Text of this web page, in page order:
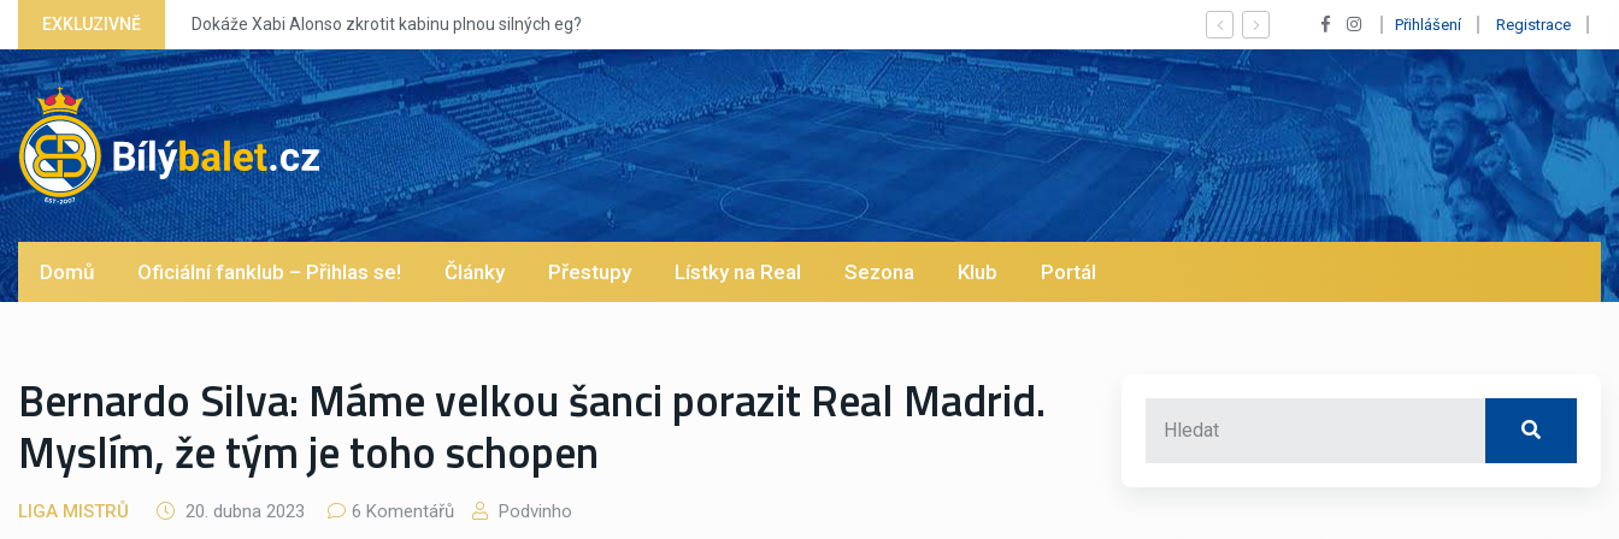
EXKLUZIVNĚDokáže Xabi Alonso zkrotit kabinu plnou silných eg? Vypískaný Vinícius! Blíží se jeho odchod z Realu a
Přihlášení Registrace
Domů Oficiální fanklub – Přihlas se! Články Přestupy Lístky na Real Sezona Klub Portál
Bernardo Silva: Máme velkou šanci porazit Real Madrid.
Myslím, že tým je toho schopen
LIGA MISTRŮ 20. dubna 2023 6 Komentářů Podvinho